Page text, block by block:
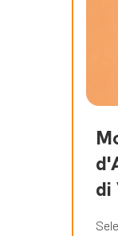
di